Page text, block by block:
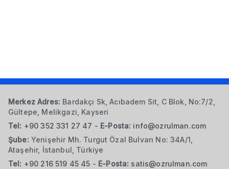
Merkez Adres: Bardakçı Sk, Acıbadem Sit, C Blok, No:7/2,
Gültepe, Melikgazi, Kayseri
Tel: +90 352 331 27 47 - E-Posta: info@ozrulman.com
Şube: Yenişehir Mh. Turgut Özal Bulvarı No: 34A/1,
Ataşehir, İstanbul, Türkiye
Tel: +90 216 519 45 45 - E-Posta: satis@ozrulman.com